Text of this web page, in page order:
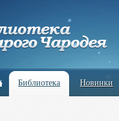
Библиотека Новинки